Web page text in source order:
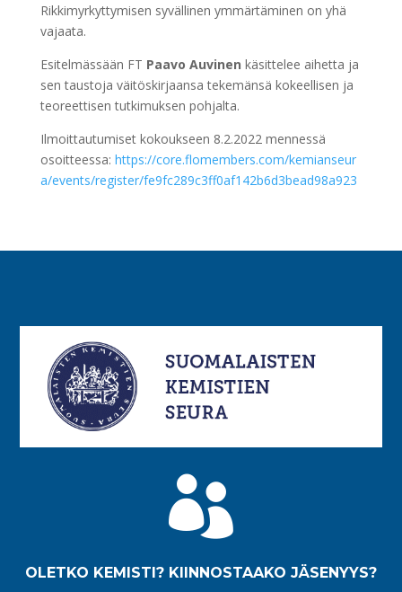
Rikkimyrkyttymisen syvällinen ymmärtäminen on yhä
vajaata.
Esitelmässään FT Paavo Auvinen käsittelee aihetta ja
sen taustoja väitöskirjaansa tekemänsä kokeellisen ja
teoreettisen tutkimuksen pohjalta.
Ilmoittautumiset kokoukseen 8.2.2022 mennessä
osoitteessa: https://core.flomembers.com/kemianseur
a/events/register/fe9fc289c3ff0af142b6d3bead98a923

OLETKO KEMISTI? KIINNOSTAAKO JÄSENYYS?